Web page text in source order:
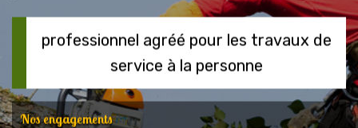
professionnel agréé pour les travaux de
service à la personne
Nos engagements